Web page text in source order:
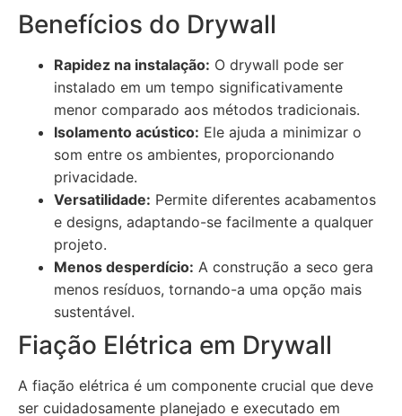
Benefícios do Drywall
Rapidez na instalação: O drywall pode ser
instalado em um tempo significativamente
menor comparado aos métodos tradicionais.
Isolamento acústico: Ele ajuda a minimizar o
som entre os ambientes, proporcionando
privacidade.
Versatilidade: Permite diferentes acabamentos
e designs, adaptando-se facilmente a qualquer
projeto.
Menos desperdício: A construção a seco gera
menos resíduos, tornando-a uma opção mais
sustentável.
Fiação Elétrica em Drywall
A fiação elétrica é um componente crucial que deve
ser cuidadosamente planejado e executado em